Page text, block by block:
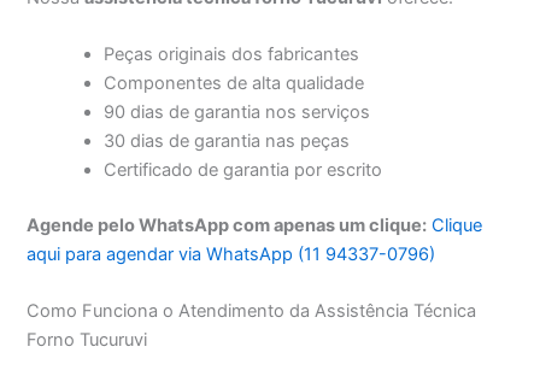
Peças originais dos fabricantes
Componentes de alta qualidade
90 dias de garantia nos serviços
30 dias de garantia nas peças
Certificado de garantia por escrito
Agende pelo WhatsApp com apenas um clique: Clique
aqui para agendar via WhatsApp (11 94337-0796)
Como Funciona o Atendimento da Assistência Técnica
Forno Tucuruvi